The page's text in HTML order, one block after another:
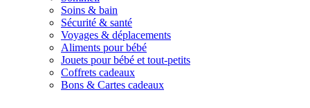
Soins & bain
Sécurité & santé
Voyages & déplacements
Aliments pour bébé
Jouets pour bébé et tout-petits
Coffrets cadeaux
Bons & Cartes cadeaux